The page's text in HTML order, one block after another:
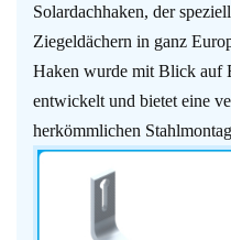
Solardachhaken, der
Ziegeldächern in ganz
Haken wurde mit Blick auf
entwickelt und bietet eine
herkömmlichen